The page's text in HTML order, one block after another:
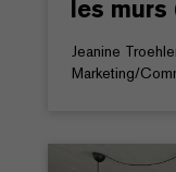
les
Jeanine
Marketing/